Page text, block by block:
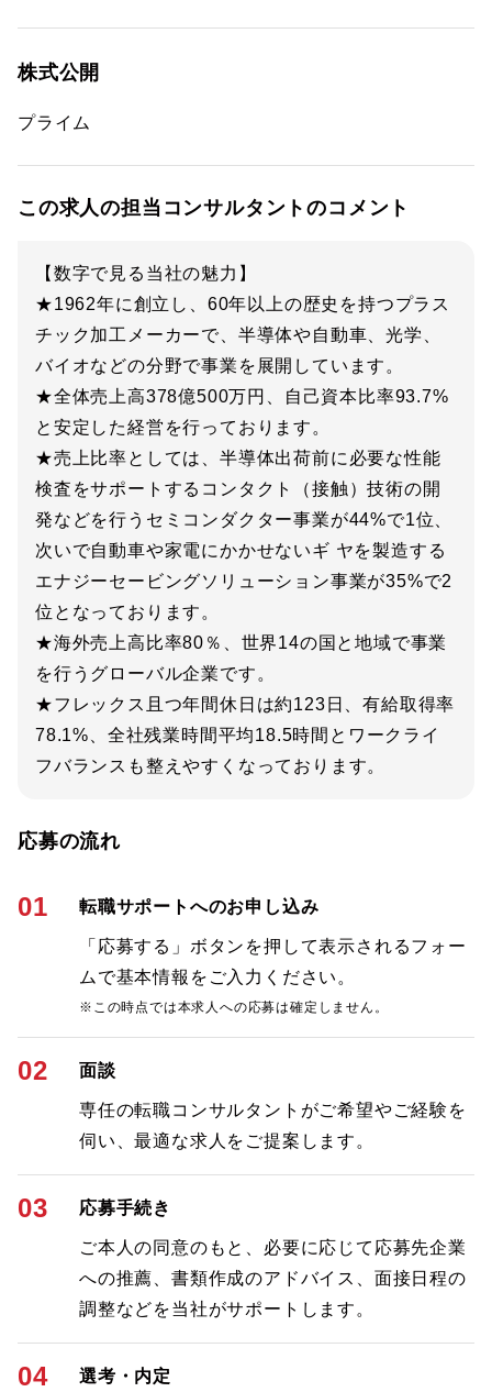
株式公開
プライム
この求人の担当コンサルタントのコメント
【数字で見る当社の魅力】
★1962年に創立し、60年以上の歴史を持つプラス
チック加工メーカーで、半導体や自動車、光学、
バイオなどの分野で事業を展開しています。
★全体売上高378億500万円、自己資本比率93.7%
と安定した経営を行っております。
★売上比率としては、半導体出荷前に必要な性能
検査をサポートするコンタクト（接触）技術の開
発などを行うセミコンダクター事業が44%で1位、
次いで自動車や家電にかかせないギ ヤを製造する
エナジーセービングソリューション事業が35%で2
位となっております。
★海外売上高比率80％、世界14の国と地域で事業
を行うグローバル企業です。
★フレックス且つ年間休日は約123日、有給取得率
78.1%、全社残業時間平均18.5時間とワークライ
フバランスも整えやすくなっております。
応募の流れ
01 転職サポートへのお申し込み
「応募する」ボタンを押して表示されるフォー
ムで基本情報をご入力ください。
※この時点では本求人への応募は確定しません。
02 面談
専任の転職コンサルタントがご希望やご経験を
伺い、最適な求人をご提案します。
03 応募手続き
ご本人の同意のもと、必要に応じて応募先企業
への推薦、書類作成のアドバイス、面接日程の
調整などを当社がサポートします。
04 選考・内定